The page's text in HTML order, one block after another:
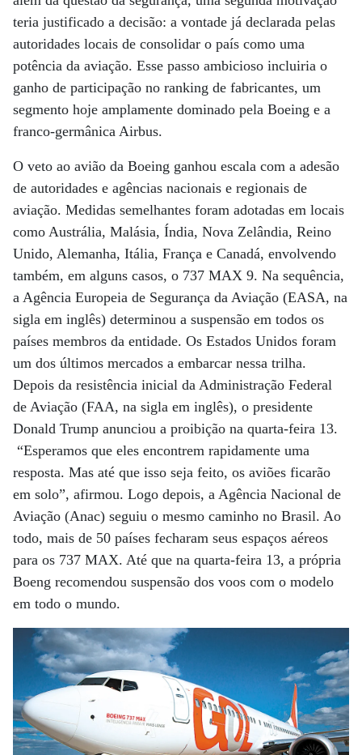
teria justificado a decisão: a vontade já declarada pelas
autoridades locais de consolidar o país como uma
potência da aviação. Esse passo ambicioso incluiria o
ganho de participação no ranking de fabricantes, um
segmento hoje amplamente dominado pela Boeing e a
franco-germânica Airbus.
O veto ao avião da Boeing ganhou escala com a adesão
de autoridades e agências nacionais e regionais de
aviação. Medidas semelhantes foram adotadas em locais
como Austrália, Malásia, Índia, Nova Zelândia, Reino
Unido, Alemanha, Itália, França e Canadá, envolvendo
também, em alguns casos, o 737 MAX 9. Na sequência,
a Agência Europeia de Segurança da Aviação (EASA, na
sigla em inglês) determinou a suspensão em todos os
países membros da entidade. Os Estados Unidos foram
um dos últimos mercados a embarcar nessa trilha.
Depois da resistência inicial da Administração Federal
de Aviação (FAA, na sigla em inglês), o presidente
Donald Trump anunciou a proibição na quarta-feira 13.
“Esperamos que eles encontrem rapidamente uma
resposta. Mas até que isso seja feito, os aviões ficarão
em solo”, afirmou. Logo depois, a Agência Nacional de
Aviação (Anac) seguiu o mesmo caminho no Brasil. Ao
todo, mais de 50 países fecharam seus espaços aéreos
para os 737 MAX. Até que na quarta-feira 13, a própria
Boeng recomendou suspensão dos voos com o modelo
em todo o mundo.